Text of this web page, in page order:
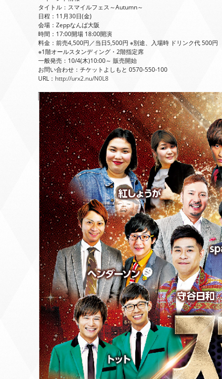
タイトル：スマイルフェス～Autumn～
日程：11月30日(金)
会場：Zeppなんば大阪
時間：17:00開場 18:00開演
料金：前売4,500円／当日5,500円 ※別途、入場時 ドリンク代 500円
※1階オールスタンディング・2階指定席
一般発売：10/4(木)10:00～ 販売開始
お問い合わせ：チケットよしもと 0570-550-100
URL： http://urx2.nu/N0L8